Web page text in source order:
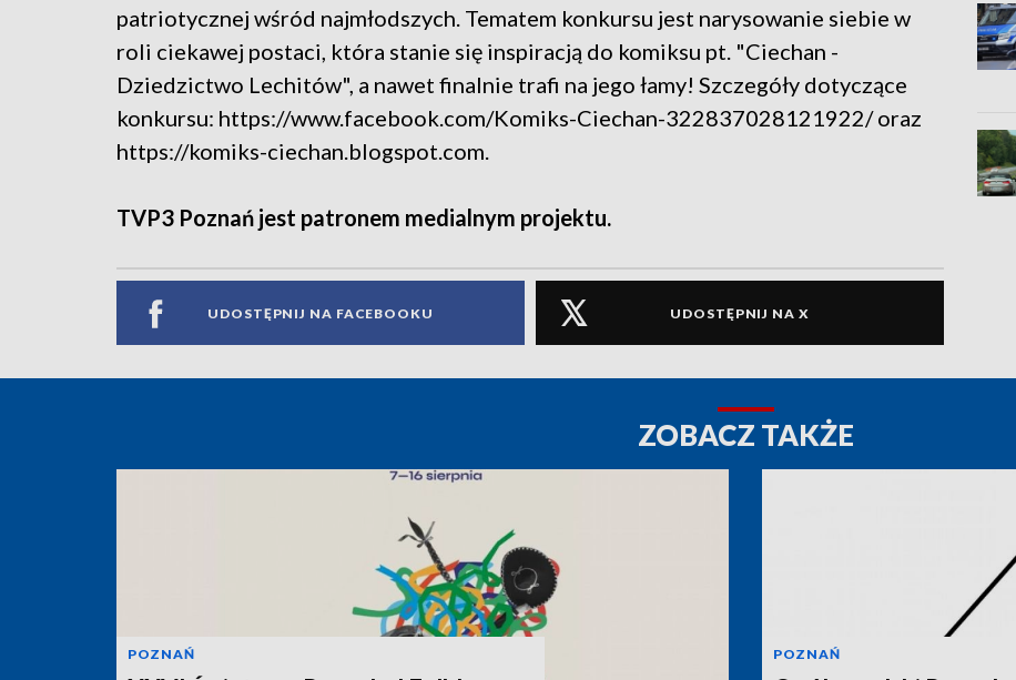
patriotycznej wśród najmłodszych. Tematem konkursu jest narysowanie siebie w
roli ciekawej postaci, która stanie się inspiracją do komiksu pt. "Ciechan -
Dziedzictwo Lechitów", a nawet finalnie trafi na jego łamy! Szczegóły dotyczące
konkursu: https://www.facebook.com/Komiks-Ciechan-322837028121922/ oraz
https://komiks-ciechan.blogspot.com.
TVP3 Poznań jest patronem medialnym projektu.
UDOSTĘPNIJ NA FACEBOOKU UDOSTĘPNIJ NA X
ZOBACZ TAKŻE
POZNAŃ POZNAŃ